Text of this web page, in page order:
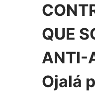
QUE
ANTI-
Ojalá